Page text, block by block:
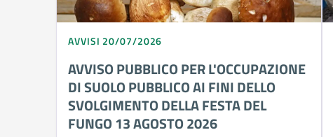
AVVISI 20/07/2026
AVVISO PUBBLICO PER L'OCCUPAZIONE
DI SUOLO PUBBLICO AI FINI DELLO
SVOLGIMENTO DELLA FESTA DEL
FUNGO 13 AGOSTO 2026